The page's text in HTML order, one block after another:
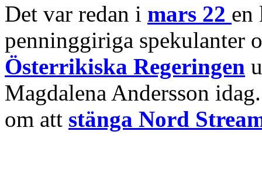
Det var redan i mars 22 en
penninggiriga spekulanter
Österrikiska Regeringen
Magdalena Andersson
om att stänga Nord